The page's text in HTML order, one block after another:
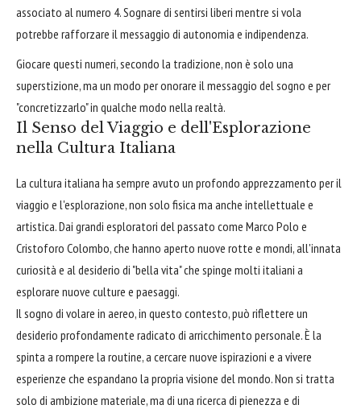
associato al numero 4. Sognare di sentirsi liberi mentre si vola
potrebbe rafforzare il messaggio di autonomia e indipendenza.
Giocare questi numeri, secondo la tradizione, non è solo una
superstizione, ma un modo per onorare il messaggio del sogno e per
"concretizzarlo" in qualche modo nella realtà.
Il Senso del Viaggio e dell'Esplorazione
nella Cultura Italiana
La cultura italiana ha sempre avuto un profondo apprezzamento per il
viaggio e l'esplorazione, non solo fisica ma anche intellettuale e
artistica. Dai grandi esploratori del passato come Marco Polo e
Cristoforo Colombo, che hanno aperto nuove rotte e mondi, all'innata
curiosità e al desiderio di "bella vita" che spinge molti italiani a
esplorare nuove culture e paesaggi.
Il sogno di volare in aereo, in questo contesto, può riflettere un
desiderio profondamente radicato di arricchimento personale. È la
spinta a rompere la routine, a cercare nuove ispirazioni e a vivere
esperienze che espandano la propria visione del mondo. Non si tratta
solo di ambizione materiale, ma di una ricerca di pienezza e di